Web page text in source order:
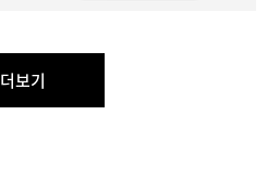
더보기